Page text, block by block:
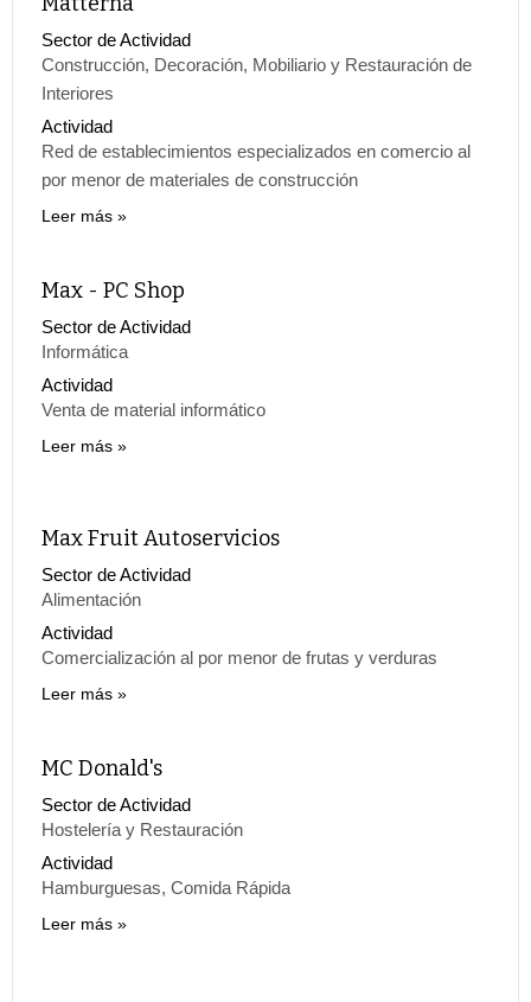
Sector de Actividad
Construcción, Decoración, Mobiliario y Restauración de
Interiores
Actividad
Red de establecimientos especializados en comercio al
por menor de materiales de construcción
Leer más
Max - PC Shop
Sector de Actividad
Informática
Actividad
Venta de material informático
Leer más
Max Fruit Autoservicios
Sector de Actividad
Alimentación
Actividad
Comercialización al por menor de frutas y verduras
Leer más
MC Donald's
Sector de Actividad
Hostelería y Restauración
Actividad
Hamburguesas, Comida Rápida
Leer más